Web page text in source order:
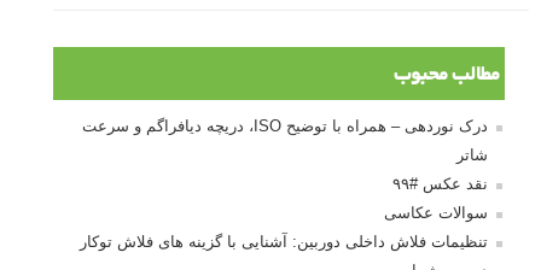
مطالب محبوب
درک نوردهی – همراه با توضیح ISO، دریچه دیافراگم و سرعت
شاتر
نقد عکس #۹۹
سوالات عکاسی
تنظیمات فلاش داخلی دوربین: آشنایی با گزینه های فلاش توکار